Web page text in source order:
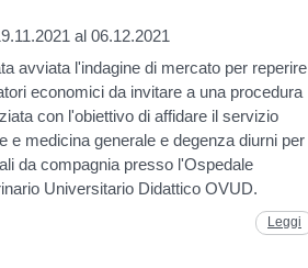
al 06.12.2021
avviata l'indagine di mercato per reperire
economici da invitare a una procedura
con l'obiettivo di affidare il servizio
e medicina generale e degenza diurni per
da compagnia presso l'Ospedale
Universitario Didattico OVUD.
Leggi